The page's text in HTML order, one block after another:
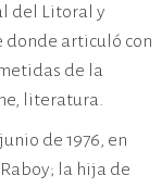
del Litoral y
donde articuló con
de la
literatura.
de 1976, en
la hija de